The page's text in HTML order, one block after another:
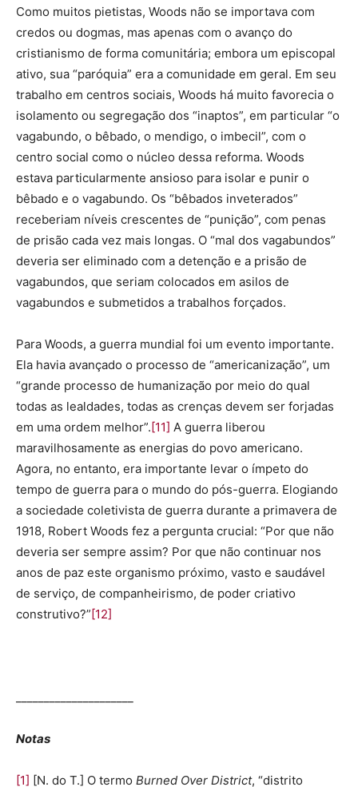
Como muitos pietistas, Woods não se importava com
credos ou dogmas, mas apenas com o avanço do
cristianismo de forma comunitária; embora um episcopal
ativo, sua “paróquia” era a comunidade em geral. Em seu
trabalho em centros sociais, Woods há muito favorecia o
isolamento ou segregação dos “inaptos”, em particular “o
vagabundo, o bêbado, o mendigo, o imbecil”, com o
centro social como o núcleo dessa reforma. Woods
estava particularmente ansioso para isolar e punir o
bêbado e o vagabundo. Os “bêbados inveterados”
receberiam níveis crescentes de “punição”, com penas
de prisão cada vez mais longas. O “mal dos vagabundos”
deveria ser eliminado com a detenção e a prisão de
vagabundos, que seriam colocados em asilos de
vagabundos e submetidos a trabalhos forçados.
Para Woods, a guerra mundial foi um evento importante.
Ela havia avançado o processo de “americanização”, um
“grande processo de humanização por meio do qual
todas as lealdades, todas as crenças devem ser forjadas
em uma ordem melhor”.[11] A guerra liberou
maravilhosamente as energias do povo americano.
Agora, no entanto, era importante levar o ímpeto do
tempo de guerra para o mundo do pós-guerra. Elogiando
a sociedade coletivista de guerra durante a primavera de
1918, Robert Woods fez a pergunta crucial: “Por que não
deveria ser sempre assim? Por que não continuar nos
anos de paz este organismo próximo, vasto e saudável
de serviço, de companheirismo, de poder criativo
construtivo?”[12]
Notas
[1] [N. do T.] O termo Burned Over District, “distrito